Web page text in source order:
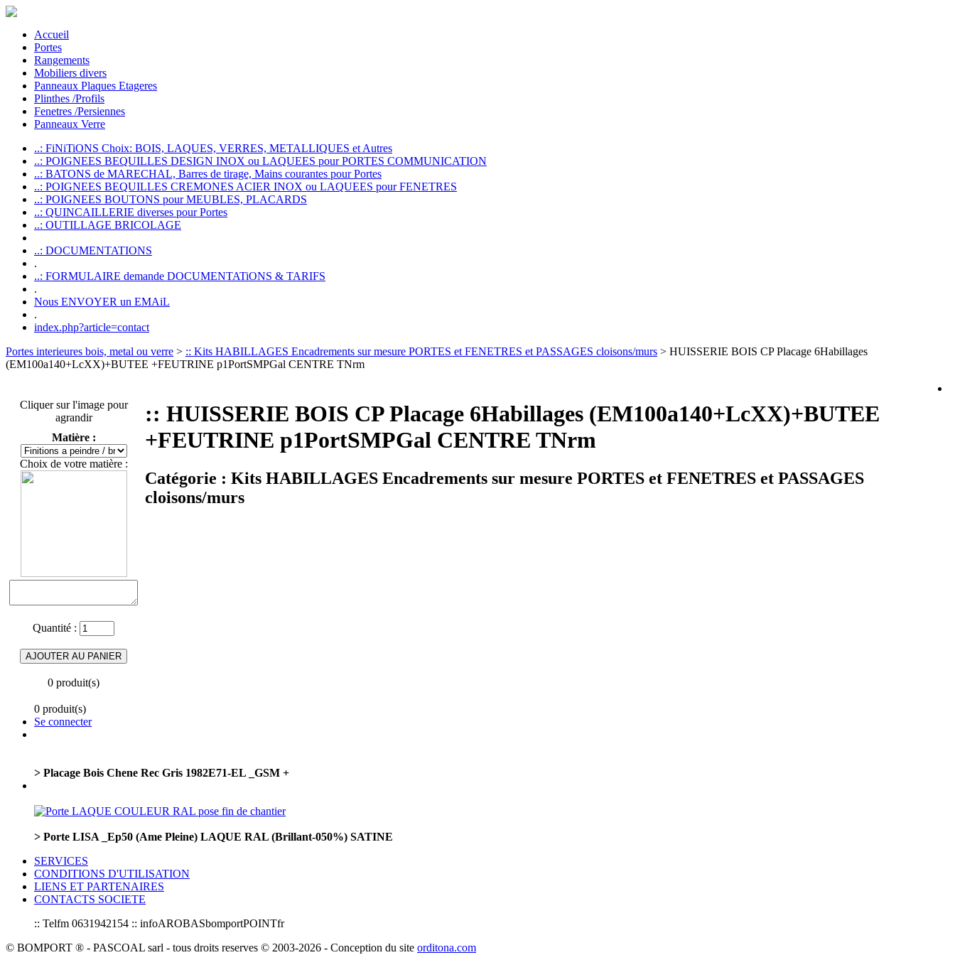
Accueil
Portes
Rangements
Mobiliers divers
Panneaux Plaques Etageres
Plinthes /Profils
Fenetres /Persiennes
Panneaux Verre
..: FiNiTiONS Choix: BOIS, LAQUES, VERRES, METALLIQUES et Autres
..: POIGNEES BEQUILLES DESIGN INOX ou LAQUEES pour PORTES COMMUNICATION
..: BATONS de MARECHAL, Barres de tirage, Mains courantes pour Portes
..: POIGNEES BEQUILLES CREMONES ACIER INOX ou LAQUEES pour FENETRES
..: POIGNEES BOUTONS pour MEUBLES, PLACARDS
..: QUINCAILLERIE diverses pour Portes
..: OUTILLAGE BRICOLAGE
..: DOCUMENTATIONS
.
..: FORMULAIRE demande DOCUMENTATiONS & TARIFS
.
Nous ENVOYER un EMAiL
.
index.php?article=contact
Portes interieures bois, metal ou verre > :: Kits HABILLAGES Encadrements sur mesure PORTES et FENETRES et PASSAGES cloisons/murs > HUISSERIE BOIS CP Placage 6Habillages
(EM100a140+LcXX)+BUTEE +FEUTRINE p1PortSMPGal CENTRE TNrm
Cliquer sur l'image pour
agrandir
Matière :
Choix de votre matière :
Quantité :
0 produit(s)
:: HUISSERIE BOIS CP Placage 6Habillages (EM100a140+LcXX)+BUTEE
+FEUTRINE p1PortSMPGal CENTRE TNrm
Catégorie : Kits HABILLAGES Encadrements sur mesure PORTES et FENETRES et PASSAGES
cloisons/murs
0 produit(s)
Se connecter
> Placage Bois Chene Rec Gris 1982E71-EL _GSM +
> Porte LISA _Ep50 (Ame Pleine) LAQUE RAL (Brillant-050%) SATINE
SERVICES
CONDITIONS D'UTILISATION
LIENS ET PARTENAIRES
CONTACTS SOCIETE
:: Telfm 0631942154 :: infoAROBASbomportPOINTfr
© BOMPORT ® - PASCOAL sarl - tous droits reserves © 2003-2026 - Conception du site orditona.com